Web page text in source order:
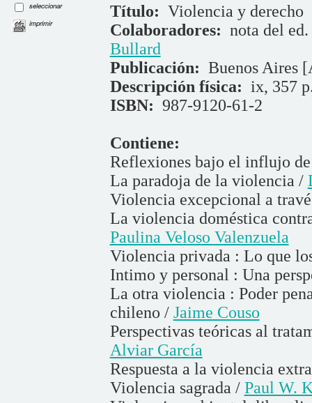
seleccionar
imprimir
Título: Violencia y derecho
Colaboradores: nota del
Bullard
Publicación: Buenos Aires
Descripción física: ix, 357
ISBN: 987-9120-61-2
Contiene:
Reflexiones bajo el influjo
La paradoja de la violencia /
Violencia excepcional a
La violencia doméstica
Paulina Veloso Valenzuela
Violencia privada : Lo que
Intimo y personal : Una
La otra violencia : Poder
chileno / Jaime Couso
Perspectivas teóricas al
Alviar García
Respuesta a la violencia
Violencia sagrada / Paul W.